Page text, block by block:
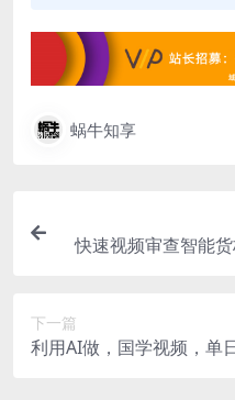
蜗牛知享
快速视频审查智能
下一篇
利用AI做，国学视频，单